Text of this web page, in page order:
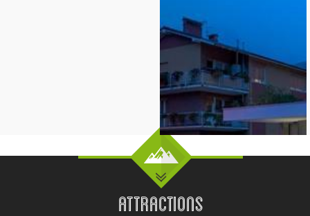
ATTRACTIONS